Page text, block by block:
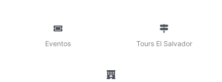
Eventos Tours El Salvador